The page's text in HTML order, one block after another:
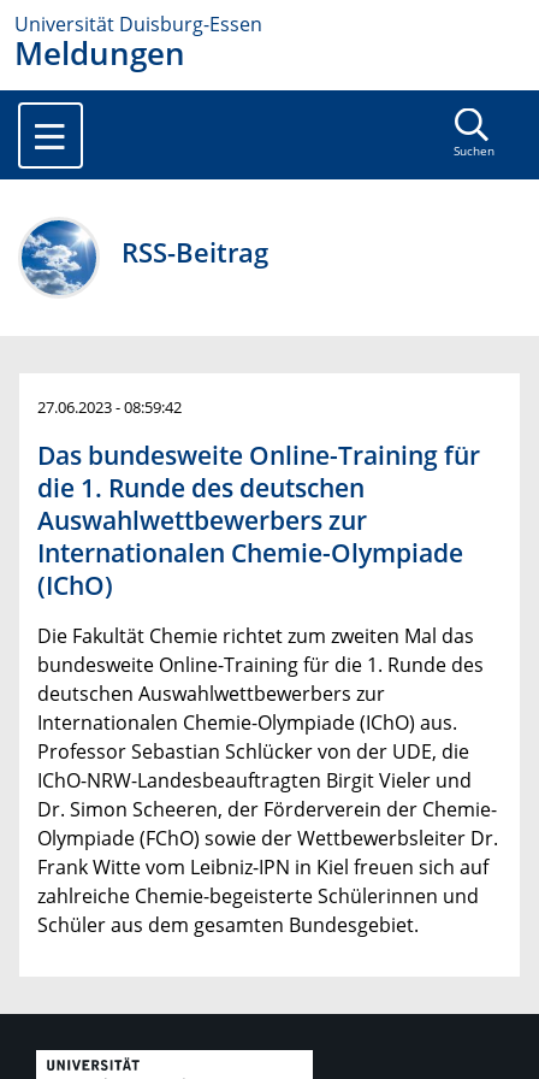
Universität Duisburg-Essen
Meldungen
Suchen
RSS-Beitrag
27.06.2023 - 08:59:42
Das bundesweite Online-Training für
die 1. Runde des deutschen
Auswahlwettbewerbers zur
Internationalen Chemie-Olympiade
(IChO)
Die Fakultät Chemie richtet zum zweiten Mal das
bundesweite Online-Training für die 1. Runde des
deutschen Auswahlwettbewerbers zur
Internationalen Chemie-Olympiade (IChO) aus.
Professor Sebastian Schlücker von der UDE, die
IChO-NRW-Landesbeauftragten Birgit Vieler und
Dr. Simon Scheeren, der Förderverein der Chemie-
Olympiade (FChO) sowie der Wettbewerbsleiter Dr.
Frank Witte vom Leibniz-IPN in Kiel freuen sich auf
zahlreiche Chemie-begeisterte Schülerinnen und
Schüler aus dem gesamten Bundesgebiet.